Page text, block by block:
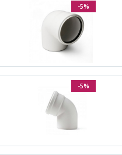
-5%
-5%